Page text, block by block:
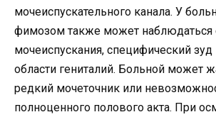
мочеиспускательного канала. У
фимозом также может наблюдаться
мочеиспускания, специфический
области гениталий. Больной может
редкий мочеточник или
полноценного полового акта. При